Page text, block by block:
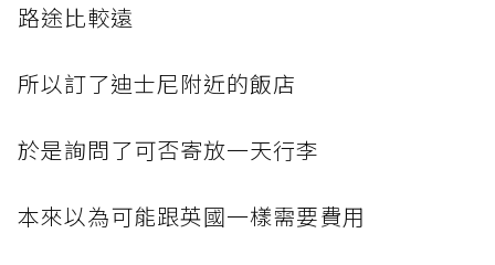
路途比較遠
所以訂了迪士尼附近的飯店
於是詢問了可否寄放一天行李
本來以為可能跟英國一樣需要費用